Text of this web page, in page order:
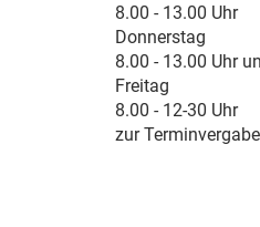
8.00 - 13.00 Uhr
Donnerstag
8.00 - 13.00 Uhr
Freitag
8.00 - 12-30 Uhr
zur